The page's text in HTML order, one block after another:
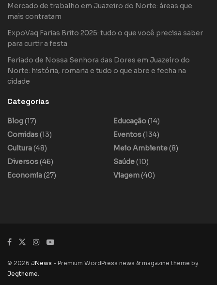
Mercado de trabalho em Juazeiro do Norte: áreas que
mais contratam
ExpoVaq Farias Brito 2025: tudo o que você precisa saber
para curtir a festa
Feriado de Nossa Senhora das Dores em Juazeiro do
Norte: história, romaria e tudo o que abre e fecha na
cidade
Categorias
Blog(17)
Comidas(13)
Cultura(48)
Diversos(46)
Economia(27)
Educação(14)
Eventos(134)
Meio Ambiente(8)
Saúde(10)
Viagem(40)
© 2026 JNews - Premium WordPress news & magazine theme by
Jegtheme.